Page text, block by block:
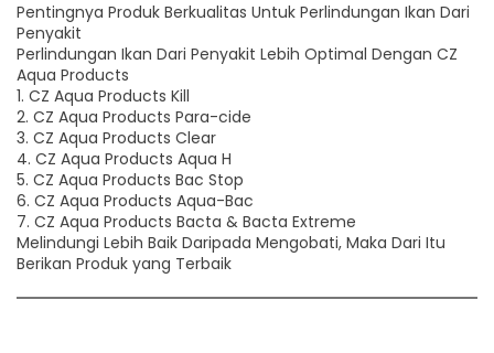
Pentingnya Produk Berkualitas Untuk Perlindungan Ikan Dari
Penyakit
Perlindungan Ikan Dari Penyakit Lebih Optimal Dengan CZ
Aqua Products
1. CZ Aqua Products Kill
2. CZ Aqua Products Para-cide
3. CZ Aqua Products Clear
4. CZ Aqua Products Aqua H
5. CZ Aqua Products Bac Stop
6. CZ Aqua Products Aqua-Bac
7. CZ Aqua Products Bacta & Bacta Extreme
Melindungi Lebih Baik Daripada Mengobati, Maka Dari Itu
Berikan Produk yang Terbaik